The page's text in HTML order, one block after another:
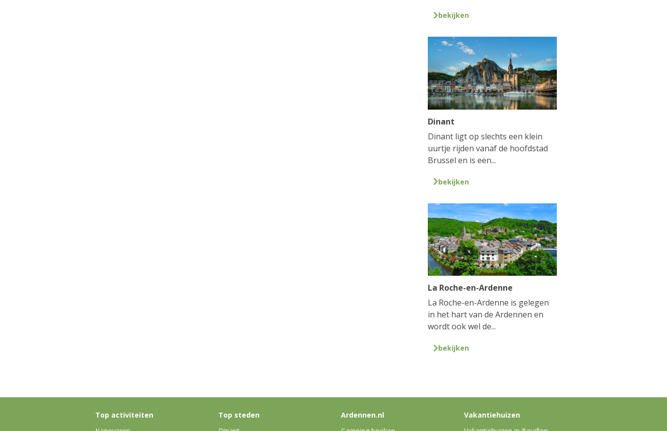
bekijken
Dinant
Dinant ligt op slechts een klein
uurtje rijden vanaf de hoofdstad
Brussel en is een...
bekijken
La Roche-en-Ardenne
La Roche-en-Ardenne is gelegen
in het hart van de Ardennen en
wordt ook wel de...
bekijken
Top activiteiten
Top steden
Ardennen.nl
Vakantiehuizen